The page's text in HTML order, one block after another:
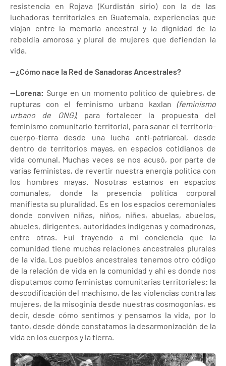
resistencia en Rojava (Kurdistán sirio) con la de las
luchadoras territoriales en Guatemala, experiencias que
viajan entre la memoria ancestral y la dignidad de la
rebeldía amorosa y plural de mujeres que defienden la
vida.
—¿Cómo nace la Red de Sanadoras Ancestrales?
—Lorena: Surge en un momento político de quiebres, de
rupturas con el feminismo urbano kaxlan (feminismo
urbano de ONG), para fortalecer la propuesta del
feminismo comunitario territorial, para sanar el territorio-
cuerpo-tierra desde una lucha anti-patriarcal, desde
dentro de territorios mayas, en espacios cotidianos de
vida comunal. Muchas veces se nos acusó, por parte de
varias feministas, de revertir nuestra energía política con
los hombres mayas. Nosotras estamos en espacios
comunales, donde la presencia política corporal
manifiesta su pluralidad. Es en los espacios ceremoniales
donde conviven niñas, niños, niñes, abuelas, abuelos,
abueles, dirigentes, autoridades indígenas y comadronas,
entre otras. Fui trayendo a mi conciencia que la
comunidad tiene muchas relaciones ancestrales plurales
de la vida. Los pueblos ancestrales tenemos otro código
de la relación de vida en la comunidad y ahí es donde nos
disputamos como feministas comunitarias territoriales: la
descodificación del machismo, de las violencias contra las
mujeres, de la misoginia desde nuestras cosmogonías, es
decir, desde cómo sentimos y pensamos la vida, por lo
tanto, desde dónde constatamos la desarmonización de la
vida en los cuerpos y la tierra.